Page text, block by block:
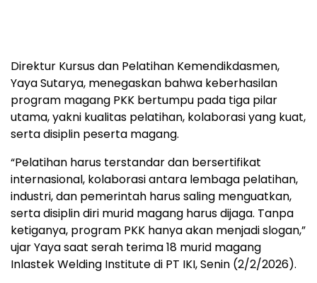
Direktur Kursus dan Pelatihan Kemendikdasmen,
Yaya Sutarya, menegaskan bahwa keberhasilan
program magang PKK bertumpu pada tiga pilar
utama, yakni kualitas pelatihan, kolaborasi yang kuat,
serta disiplin peserta magang.
“Pelatihan harus terstandar dan bersertifikat
internasional, kolaborasi antara lembaga pelatihan,
industri, dan pemerintah harus saling menguatkan,
serta disiplin diri murid magang harus dijaga. Tanpa
ketiganya, program PKK hanya akan menjadi slogan,”
ujar Yaya saat serah terima 18 murid magang
Inlastek Welding Institute di PT IKI, Senin (2/2/2026).